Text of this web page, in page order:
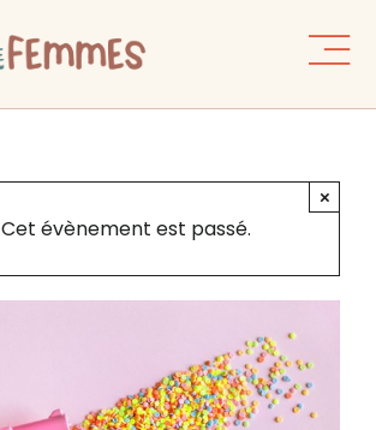
Cet évènement est passé.
×